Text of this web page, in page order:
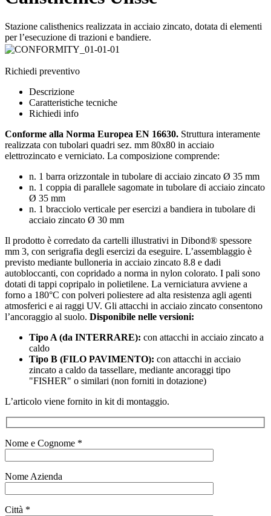
Stazione calisthenics realizzata in acciaio zincato, dotata di elementi
per l’esecuzione di trazioni e bandiere.
Richiedi preventivo
Descrizione
Caratteristiche tecniche
Richiedi info
Conforme alla Norma Europea EN 16630. Struttura interamente
realizzata con tubolari quadri sez. mm 80x80 in acciaio
elettrozincato e verniciato. La composizione comprende:
n. 1 barra orizzontale in tubolare di acciaio zincato Ø 35 mm
n. 1 coppia di parallele sagomate in tubolare di acciaio zincato
Ø 35 mm
n. 1 bracciolo verticale per esercizi a bandiera in tubolare di
acciaio zincato Ø 30 mm
Il prodotto è corredato da cartelli illustrativi in Dibond® spessore
mm 3, con serigrafia degli esercizi da eseguire. L’assemblaggio è
previsto mediante bulloneria in acciaio zincato 8.8 e dadi
autobloccanti, con copridado a norma in nylon colorato. I pali sono
dotati di tappi copripalo in polietilene. La verniciatura avviene a
forno a 180°C con polveri poliestere ad alta resistenza agli agenti
atmosferici e ai raggi UV. Gli attacchi in acciaio zincato consentono
l’ancoraggio al suolo. Disponibile nelle versioni:
Tipo A (da INTERRARE): con attacchi in acciaio zincato a
caldo
Tipo B (FILO PAVIMENTO): con attacchi in acciaio
zincato a caldo da tassellare, mediante ancoraggi tipo
"FISHER" o similari (non forniti in dotazione)
L’articolo viene fornito in kit di montaggio.
Nome e Cognome *
Nome Azienda
Città *